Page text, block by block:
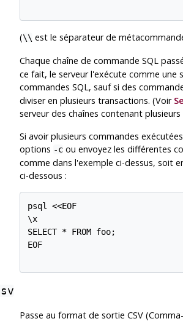
(\\ est le séparateur de
Chaque chaîne de commande SQL
ce fait, le serveur l'exécute comme une
commandes SQL, sauf si des
diviser en plusieurs transactions. (Voir
serveur des chaînes contenant
Si avoir plusieurs commandes
options -cou envoyez les différentes
comme dans l'exemple ci-dessus, soit
ci-dessous :
psql <<EOF
\x
SELECT * FROM foo;
EOF
Passe au format de sortie CSV